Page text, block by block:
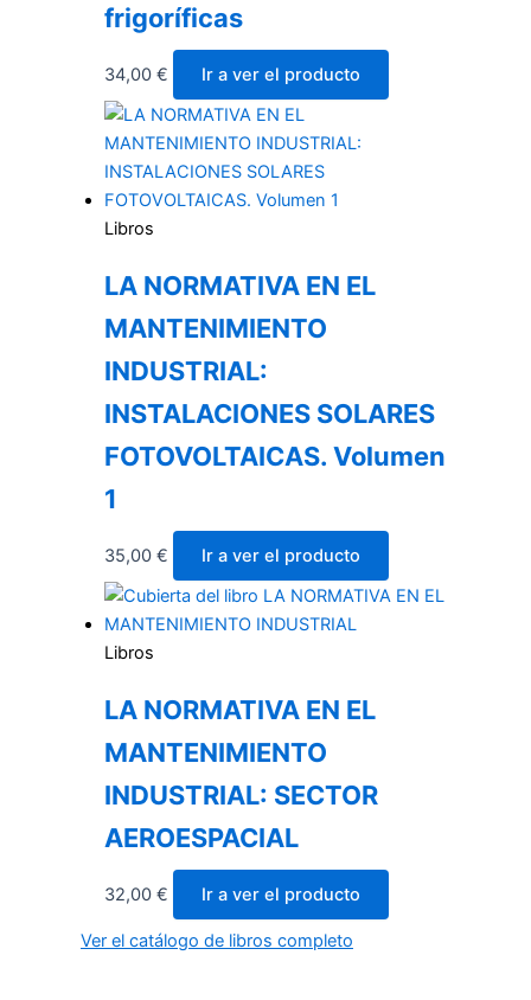
frigoríficas
34,00 € Ir a ver el producto
Libros
LA NORMATIVA EN EL
MANTENIMIENTO
INDUSTRIAL:
INSTALACIONES SOLARES
FOTOVOLTAICAS. Volumen
1
35,00 € Ir a ver el producto
Libros
LA NORMATIVA EN EL
MANTENIMIENTO
INDUSTRIAL: SECTOR
AEROESPACIAL
32,00 € Ir a ver el producto
Ver el catálogo de libros completo